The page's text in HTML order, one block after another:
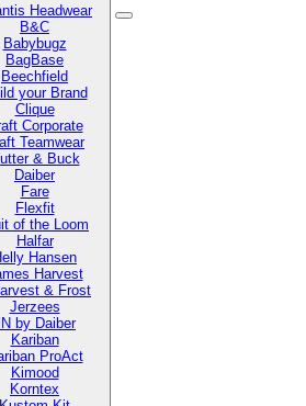
Headwear
B&C
Babybugz
BagBase
Beechfield
your Brand
Clique
Corporate
Teamwear
& Buck
Daiber
Fare
Flexfit
of the Loom
Halfar
Hansen
Harvest
& Frost
Jerzees
by Daiber
Kariban
ProAct
Kimood
Korntex